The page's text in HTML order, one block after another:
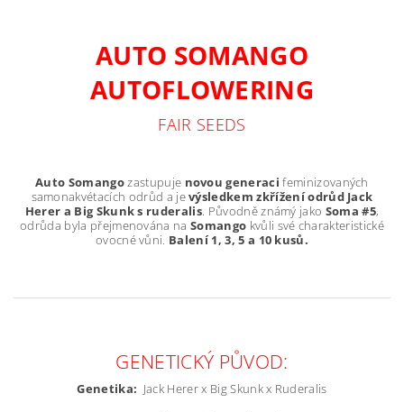
AUTO SOMANGO
AUTOFLOWERING
FAIR SEEDS
Auto Somangozastupuje novou generaci feminizovaných
samonakvétacích odrůd a jevýsledkem zkřížení odrůd Jack
Herer a Big Skunk s ruderalis. Původně známý jako Soma #5,
odrůda byla přejmenována naSomango kvůli své charakteristické
ovocné vůni. Balení 1, 3, 5 a 10 kusů.
GENETICKÝ PŮVOD:
Genetika: Jack Herer x Big Skunk x Ruderalis